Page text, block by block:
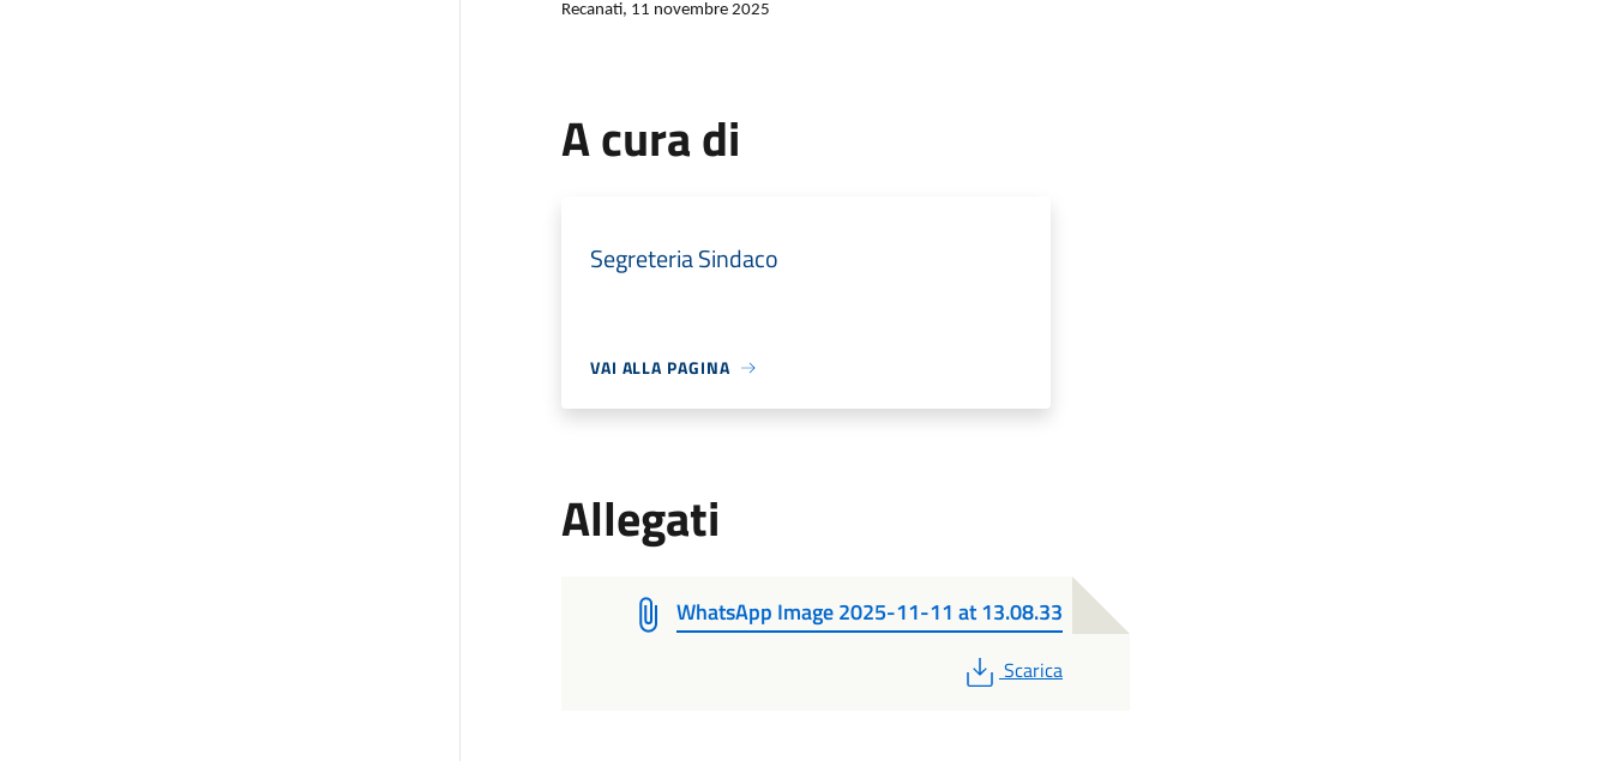
Recanati, 11 novembre 2025
A cura di
Segreteria Sindaco
VAI ALLA PAGINA
Allegati
WhatsApp Image 2025-11-11 at 13.08.33
PDF
Scarica